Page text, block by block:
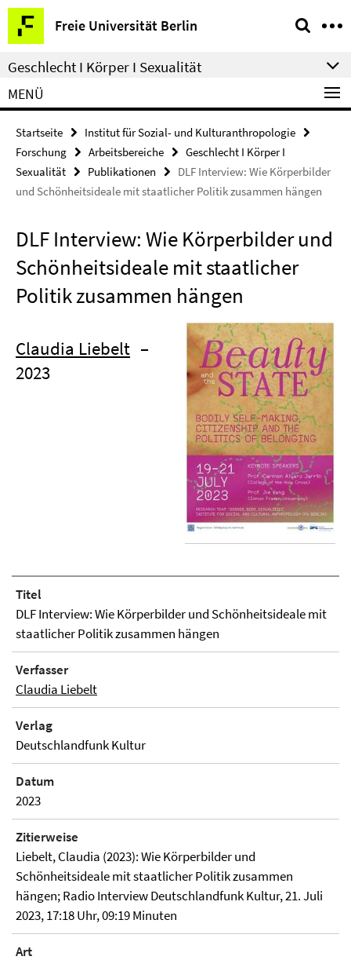
Springe
direkt
zu
Inhalt
Freie Universität Berlin
Service-
Navigation
Geschlecht I Körper I Sexualität
MENÜ
Startseite
Institut für Sozial- und Kulturanthropologie
Forschung
Arbeitsbereiche
Geschlecht I Körper I
Sexualität
Publikationen
DLF Interview: Wie Körperbilder
und Schönheitsideale mit staatlicher Politik zusammen hängen
DLF Interview: Wie Körperbilder und
Schönheitsideale mit staatlicher
Politik zusammen hängen
Claudia Liebelt –
2023
Titel
DLF Interview: Wie Körperbilder und Schönheitsideale mit
staatlicher Politik zusammen hängen
Verfasser
Claudia Liebelt
Verlag
Deutschlandfunk Kultur
Datum
2023
Zitierweise
Liebelt, Claudia (2023): Wie Körperbilder und
Schönheitsideale mit staatlicher Politik zusammen
hängen; Radio Interview Deutschlandfunk Kultur, 21. Juli
2023, 17:18 Uhr, 09:19 Minuten
Art